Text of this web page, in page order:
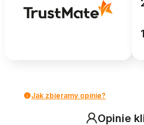
1
Jak zbieramy opinie?
Opinie